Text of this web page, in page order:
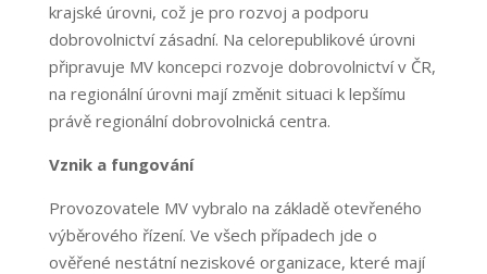
krajské úrovni, což je pro rozvoj a podporu
dobrovolnictví zásadní. Na celorepublikové úrovni
připravuje MV koncepci rozvoje dobrovolnictví v ČR,
na regionální úrovni mají změnit situaci k lepšímu
právě regionální dobrovolnická centra.
Vznik a fungování
Provozovatele MV vybralo na základě otevřeného
výběrového řízení. Ve všech případech jde o
ověřené nestátní neziskové organizace, které mají